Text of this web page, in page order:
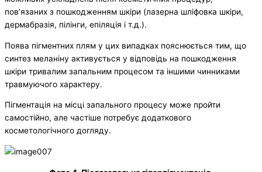
пов’язаних з пошкодженням шкіри (лазерна шліфовка шкіри,
дермабразія, пілінги, епіляція і т.д.).
Поява пігментних плям у цих випадках пояснюється тим, що
синтез меланіну активується у відповідь на пошкодження
шкіри тривалим запальним процесом та іншими чинниками
травмуючого характеру.
Пігментація на місці запального процесу може пройти
самостійно, але частіше потребує додаткового
косметологічного догляду.